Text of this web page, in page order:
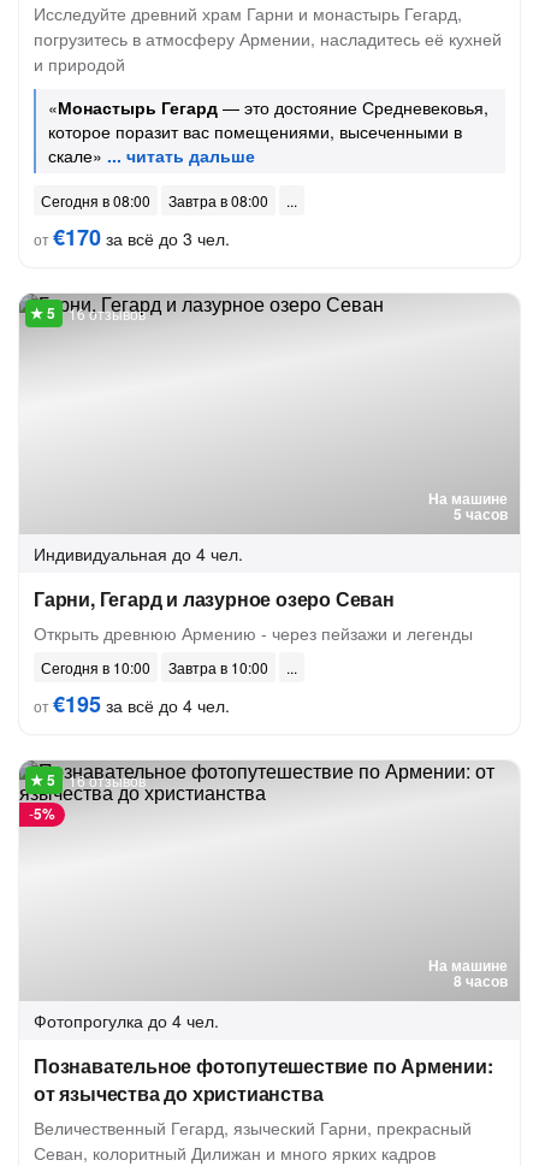
Исследуйте древний храм Гарни и монастырь Гегард,
погрузитесь в атмосферу Армении, насладитесь её кухней
и природой
«Монастырь Гегард — это достояние Средневековья,
которое поразит вас помещениями, высеченными в
скале»
Сегодня в 08:00
Завтра в 08:00
от€170 за всё до 3 чел.
На машине
5 часов
16 отзывов
Индивидуальная до 4 чел.
Гарни, Гегард и лазурное озеро Севан
Открыть древнюю Армению - через пейзажи и легенды
Сегодня в 10:00
Завтра в 10:00
от€195 за всё до 4 чел.
На машине
8 часов
-5%
16 отзывов
Фотопрогулка до 4 чел.
Познавательное фотопутешествие по Армении:
от язычества до христианства
Величественный Гегард, языческий Гарни, прекрасный
Севан, колоритный Дилижан и много ярких кадров